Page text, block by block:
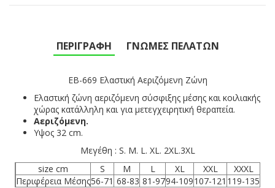
ΠΕΡΙΓΡΑΦΉ ΓΝΏΜΕΣ ΠΕΛΑΤΏΝ
EB-669 Ελαστική Αεριζόμενη Ζώνη
Ελαστική ζώνη αεριζόμενη σύσφιξης μέσης και κοιλιακής
χώρας κατάλληλη και για μετεγχειρητική θεραπεία.
Αεριζόμενη.
Υψος 32 cm.
Μεγέθη : S. M. L. XL. 2XL.3XL
size cm
S M L XL XXL
XXXL
Περιφέρεια Μέσης56-71 68-83 81-9794-109107-121 119-135